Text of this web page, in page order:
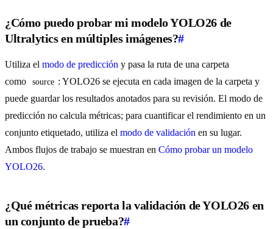
¿Cómo puedo probar mi modelo YOLO26 de
Ultralytics en múltiples imágenes?#
Utiliza el modo de predicción y pasa la ruta de una carpeta
como
source : YOLO26 se ejecuta en cada imagen de la carpeta y
puede guardar los resultados anotados para su revisión. El modo de
predicción no calcula métricas; para cuantificar el rendimiento en un
conjunto etiquetado, utiliza el modo de validación en su lugar.
Ambos flujos de trabajo se muestran en Cómo probar un modelo
YOLO26.
¿Qué métricas reporta la validación de YOLO26 en
un conjunto de prueba?#